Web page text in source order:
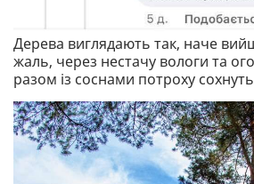
Дерева виглядають так, наче
жаль, через нестачу вологи та
разом із соснами потроху